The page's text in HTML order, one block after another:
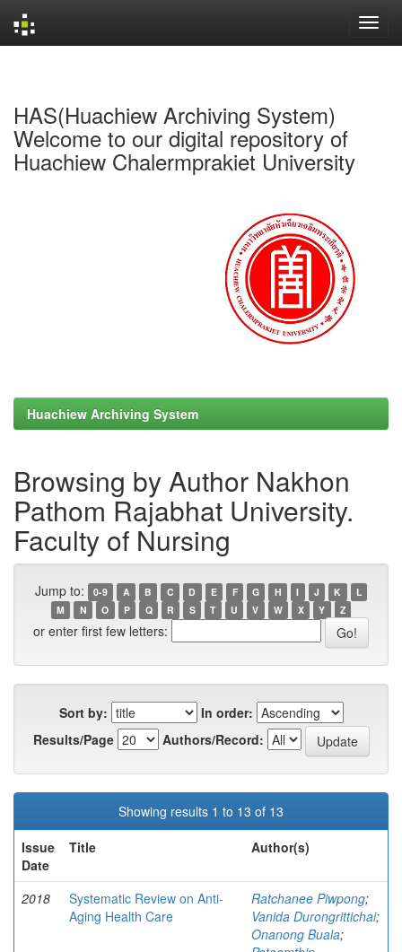
HAS(Huachiew Archiving System)
Welcome to our digital repository of
Huachiew Chalermprakiet University
Huachiew Archiving System
Browsing by Author Nakhon
Pathom Rajabhat University.
Faculty of Nursing
Jump to: 0-9 A B C D E F G H I J K
L
M
N O P Q R S T U V W X Y Z
or enter first few letters:
Sort by:
In order:
Results/Page
Authors/Record:
Showing results 1 to 13 of 13
Issue
Date
Title Author(s)
2018
Systematic Review on Anti-
Aging Health Care
Ratchanee Piwpong;
Vanida Durongrittichai;
Onanong Buala;